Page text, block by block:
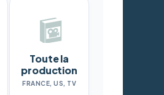
Toute la
production
FRANCE, US, TV